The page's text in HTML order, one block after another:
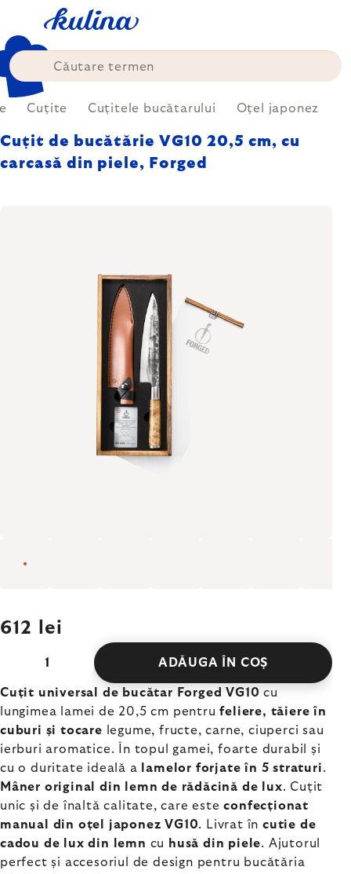
conținut
Cuțite Cuțitele bucătarului Oțel japonez
Cuțit de bucătărie VG10 20,5 cm, cu
carcasă din piele, Forged
612 lei
ADĂUGA ÎN COŞ
Cuțit universal de bucătar Forged VG10 cu
lungimea lamei de 20,5 cm pentrufeliere, tăiere în
cuburi și tocare legume, fructe, carne, ciuperci sau
ierburi aromatice. În topul gamei, foarte durabil și
cu o duritate ideală a
lamelor forjate în 5 straturi.
Mâner original din lemn de rădăcină de lux. Cuțit
unic și de înaltă calitate, care esteconfecționat
manual din oțel japonez VG10. Livrat încutie de
cadou de lux din lemn cu husă din piele. Ajutorul
perfect și accesoriul de design pentru bucătăria